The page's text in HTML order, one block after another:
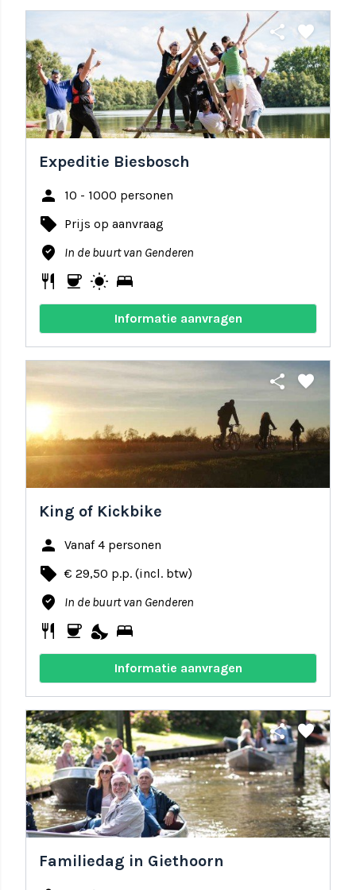
share favorite
Expeditie Biesbosch
person 10 - 1000 personen
local_offer Prijs op aanvraag
where_to_vote In de buurt van Genderen
restaurant coffee wb_sunny bed
Informatie aanvragen
share favorite
King of Kickbike
person Vanaf 4 personen
local_offer € 29,50 p.p. (incl. btw)
where_to_vote In de buurt van Genderen
restaurant coffee nights_stay bed
Informatie aanvragen
share favorite
Familiedag in Giethoorn